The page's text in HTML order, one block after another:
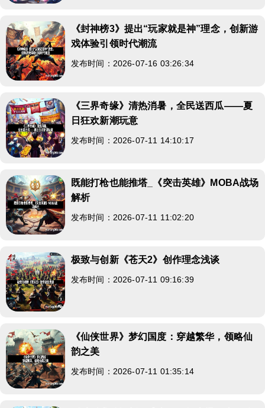
《封神榜3》提出“玩家就是神”理念，创新游
戏体验引领时代潮流
发布时间：2026-07-16 03:26:34
《三界奇缘》清热消暑，全民送西瓜——夏
日狂欢新潮玩意
发布时间：2026-07-11 14:10:17
既能打枪也能推塔_《突击英雄》MOBA战场
解析
发布时间：2026-07-11 11:02:20
极致与创新《苍天2》创作理念浅谈
发布时间：2026-07-11 09:16:39
《仙侠世界》梦幻国度：穿越繁华，领略仙
韵之美
发布时间：2026-07-11 01:35:14